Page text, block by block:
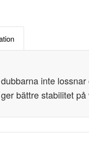
inte
bättre stabilitet